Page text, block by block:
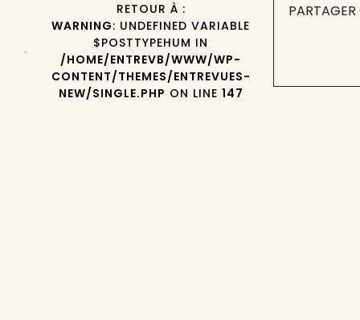
RETOUR À :
WARNING: UNDEFINED VARIABLE
$POSTTYPEHUM IN
/HOME/ENTREVB/WWW/WP-
CONTENT/THEMES/ENTREVUES-
NEW/SINGLE.PHP ON LINE 147